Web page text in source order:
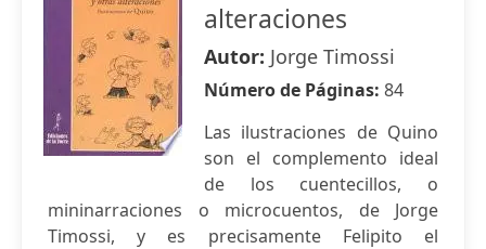
alteraciones
Autor: Jorge Timossi
Número de Páginas: 84
Las ilustraciones de Quino
son el complemento ideal
de los cuentecillos, o
mininarraciones o microcuentos, de Jorge
Timossi, y es precisamente Felipito el